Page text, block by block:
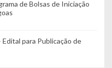
de Bolsas de Iniciação
para Publicação de